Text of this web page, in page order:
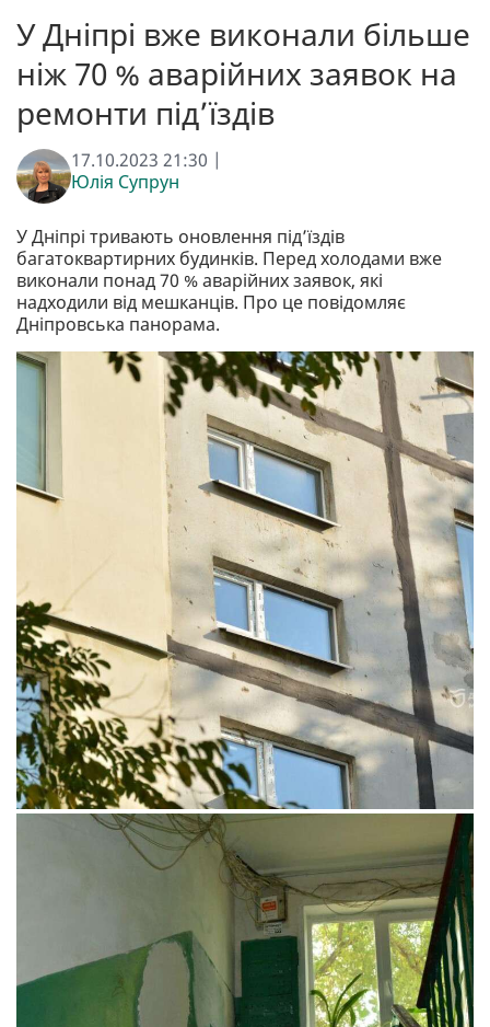
У Дніпрі вже виконали більше
ніж 70 % аварійних заявок на
ремонти під’їздів
17.10.2023 21:30 |
Юлія Супрун
У Дніпрі тривають оновлення під’їздів
багатоквартирних будинків. Перед холодами вже
виконали понад 70 % аварійних заявок, які
надходили від мешканців. Про це повідомляє
Дніпровська панорама.